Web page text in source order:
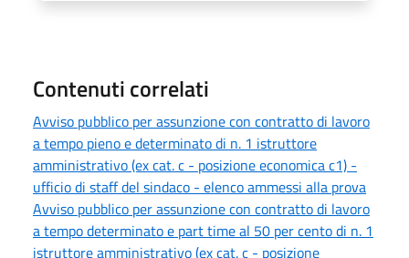
Contenuti correlati
Avviso pubblico per assunzione con contratto di lavoro
a tempo pieno e determinato di n. 1 istruttore
amministrativo (ex cat. c - posizione economica c1) -
ufficio di staff del sindaco - elenco ammessi alla prova
Avviso pubblico per assunzione con contratto di lavoro
a tempo determinato e part time al 50 per cento di n. 1
istruttore amministrativo (ex cat. c - posizione